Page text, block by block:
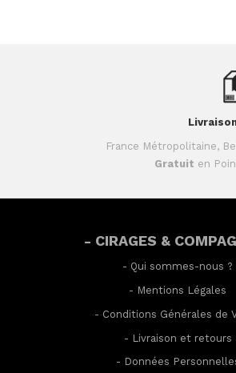
France Métropolitaine,
Gratuit en
- CIRAGES &
- Qui sommes-nous ?
- Mentions Légales
- Conditions Générales de
- Livraison et retours
- Données